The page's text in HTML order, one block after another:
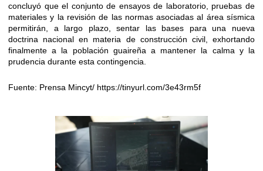
concluyó que el conjunto de ensayos de laboratorio, pruebas de
materiales y la revisión de las normas asociadas al área sísmica
permitirán, a largo plazo, sentar las bases para una nueva
doctrina nacional en materia de construcción civil, exhortando
finalmente a la población guaireña a mantener la calma y la
prudencia durante esta contingencia.
Fuente: Prensa Mincyt/ https://tinyurl.com/3e43rm5f